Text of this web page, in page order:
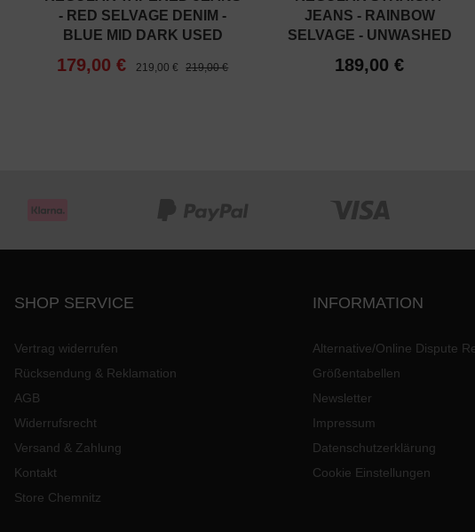
- RED SELVAGE DENIM -
BLUE MID DARK USED
179,00 € 219,00 € 219,00 €
JEANS - RAINBOW
SELVAGE - UNWASHED
189,00 €
SHOP SERVICE
Vertrag widerrufen
Rücksendung & Reklamation
AGB
Widerrufsrecht
Versand & Zahlung
Kontakt
Store Chemnitz
INFORMATION
Alternative/Online Dispute
Größentabellen
Newsletter
Impressum
Datenschutzerklärung
Cookie Einstellungen